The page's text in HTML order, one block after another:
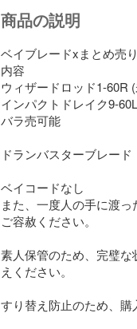
商品の説明
ベイブレードxまとめ売
内容
ウィザードロッド1-60R
インパクトドレイク9-
バラ売可能
ドランバスターブレー
ベイコードなし
また、一度人の手に渡
ご容赦ください。
素人保管のため、完璧
えください。
すり替え防止のため、購